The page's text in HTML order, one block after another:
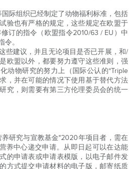
际组织已经制定了动物福利标准，包括
验也有严格的规定，这些规定在欧盟于
订的指令（欧盟指令2010/63 / EU）中
令。
些建议，并且无论项目是否已开展，和/
欧盟以外，都要努力遵守这些准则，强
动物研究的努力上（国际公认的“Triple
，并在可能的情况下使用基于替代方法
究，则需要有第三方伦理委员会的统一
研究与宣教基金"2020年项目者，需在
养中心递交申请。从即日起可以在达能
的申请表或申请表模版，以电子邮件发
方式提交申请材料的电子版，邮寄纸质